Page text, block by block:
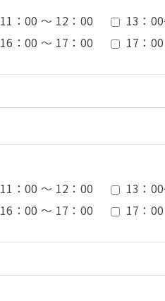
11：00 ～ 12：00 13：
16：00 ～ 17：00 17：
11：00 ～ 12：00 13：
16：00 ～ 17：00 17：